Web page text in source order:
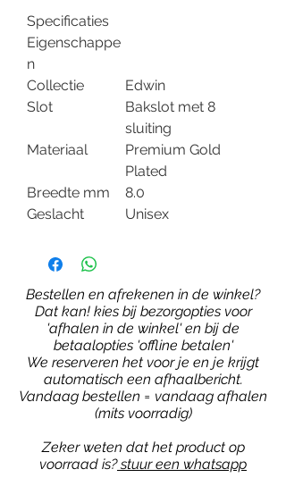
Specificaties
Eigenschappe
n
Collectie
Edwin
Slot
Bakslot met 8
sluiting
Materiaal
Premium Gold
Plated
Breedte mm
8.0
Geslacht
Unisex
Bestellen en afrekenen in de winkel?
Dat kan! kies bij bezorgopties voor
'afhalen in de winkel' en bij de
betaalopties 'offline betalen'
We reserveren het voor je en je krijgt
automatisch een afhaalbericht.
Vandaag bestellen = vandaag afhalen
(mits voorradig)
Zeker weten dat het product op
voorraad is?stuur een whatsapp